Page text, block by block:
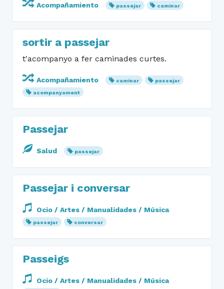
Acompañamiento passejar caminar
sortir a passejar
t'acompanyo a fer caminades curtes.
Acompañamiento caminar
passejar
acompanyament
Passejar
Salud passejar
Passejar i conversar
Ocio / Artes / Manualidades / Música
passejar conversar
Passeigs
Ocio / Artes / Manualidades / Música